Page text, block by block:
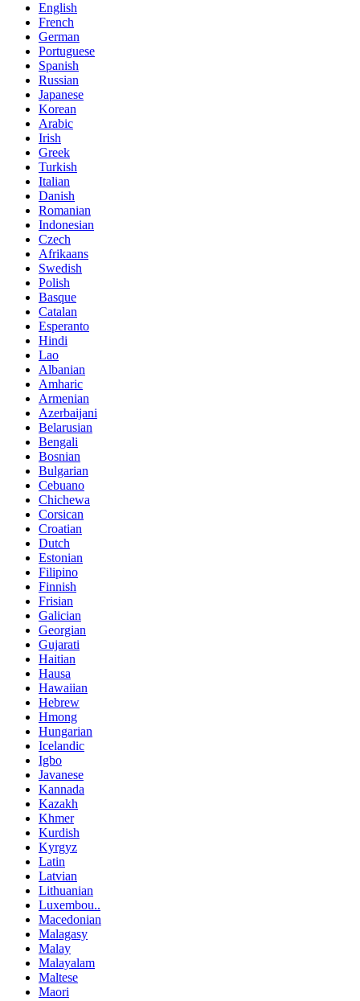
English
French
German
Portuguese
Spanish
Russian
Japanese
Korean
Arabic
Irish
Greek
Turkish
Italian
Danish
Romanian
Indonesian
Czech
Afrikaans
Swedish
Polish
Basque
Catalan
Esperanto
Hindi
Lao
Albanian
Amharic
Armenian
Azerbaijani
Belarusian
Bengali
Bosnian
Bulgarian
Cebuano
Chichewa
Corsican
Croatian
Dutch
Estonian
Filipino
Finnish
Frisian
Galician
Georgian
Gujarati
Haitian
Hausa
Hawaiian
Hebrew
Hmong
Hungarian
Icelandic
Igbo
Javanese
Kannada
Kazakh
Khmer
Kurdish
Kyrgyz
Latin
Latvian
Lithuanian
Luxembou..
Macedonian
Malagasy
Malay
Malayalam
Maltese
Maori